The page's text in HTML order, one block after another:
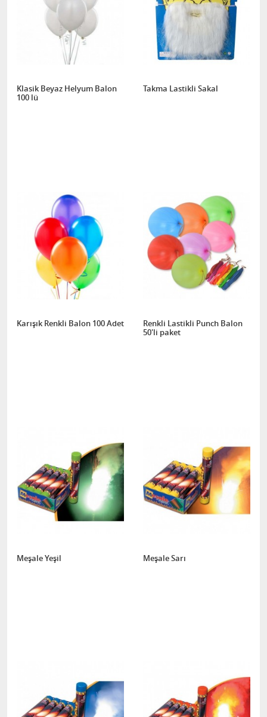
Klasik Beyaz Helyum Balon
100 lü
Takma Lastikli Sakal
Karışık Renkli Balon 100 Adet
Renkli Lastikli Punch Balon
50'li paket
Meşale Yeşil Meşale Sarı